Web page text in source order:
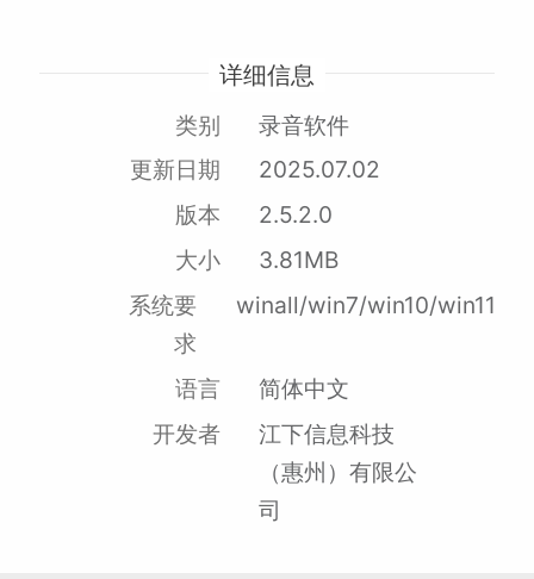
详细信息
类别
录音软件
更新日期
2025.07.02
版本
2.5.2.0
大小
3.81MB
系统要
求
winall/win7/win10/win11
语言
简体中文
开发者
江下信息科技
（惠州）有限公
司